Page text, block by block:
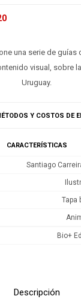
una serie de guías
visual, sobre
Uruguay.
Y COSTOS DE
CARACTERÍSTICAS
Santiago
Tapa
Bio+
Descripción